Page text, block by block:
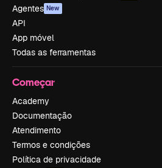
Agentes New
API
App móvel
Todas as ferramentas
Começar
Academy
Documentação
Atendimento
Termos e condições
Política de privacidade